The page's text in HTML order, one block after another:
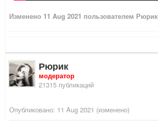
Изменено 11 Aug 2021 пользователем Рюрик
Рюрик
модератор
21315 публикаций
Опубликовано: 11 Aug 2021 (изменено)